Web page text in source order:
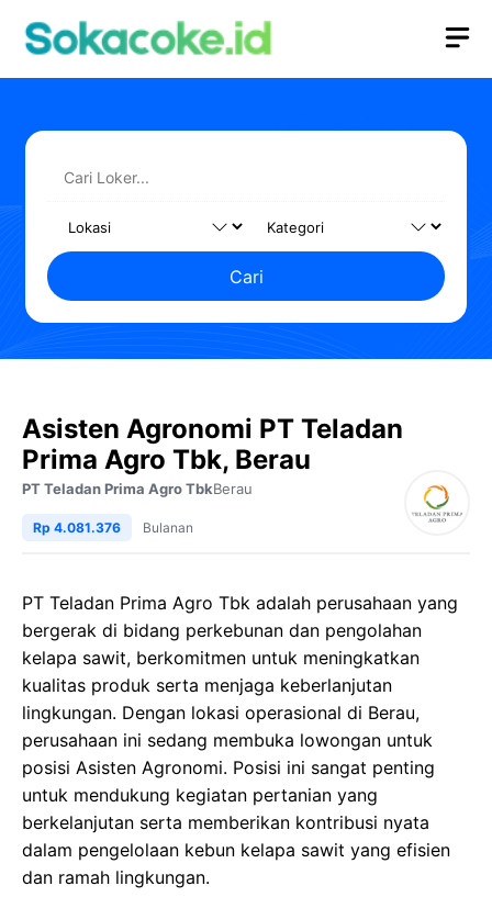
Cari
Asisten Agronomi PT Teladan
Prima Agro Tbk, Berau
PT Teladan Prima Agro TbkBerau
Rp 4.081.376 Bulanan
PT Teladan Prima Agro Tbk adalah perusahaan yang
bergerak di bidang perkebunan dan pengolahan
kelapa sawit, berkomitmen untuk meningkatkan
kualitas produk serta menjaga keberlanjutan
lingkungan. Dengan lokasi operasional di Berau,
perusahaan ini sedang membuka lowongan untuk
posisi Asisten Agronomi. Posisi ini sangat penting
untuk mendukung kegiatan pertanian yang
berkelanjutan serta memberikan kontribusi nyata
dalam pengelolaan kebun kelapa sawit yang efisien
dan ramah lingkungan.